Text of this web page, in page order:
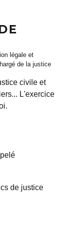
légale et
de la justice
civile et
L'exercice
de justice